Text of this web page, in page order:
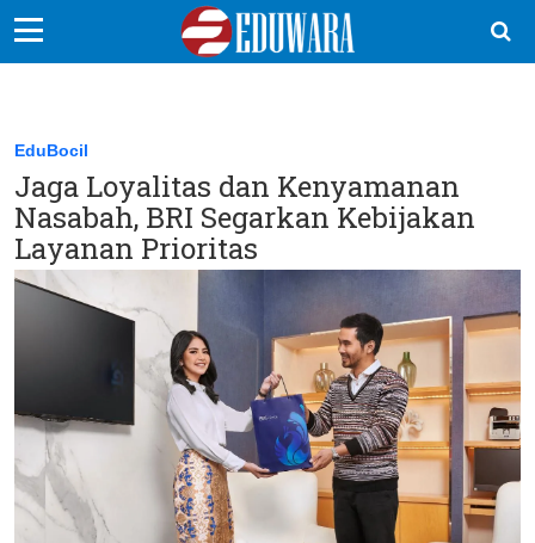
Sekolah Kita
Vokasi
Kampus
Idea
Ikuti Kami di:
EduBocil
Jaga Loyalitas dan Kenyamanan
Nasabah, BRI Segarkan Kebijakan
Layanan Prioritas